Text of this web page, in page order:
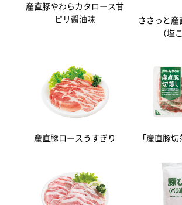
産直豚やわらカタロース甘
ピリ醤油味
ささっと産
（塩
産直豚ロースうすぎり 「産直豚